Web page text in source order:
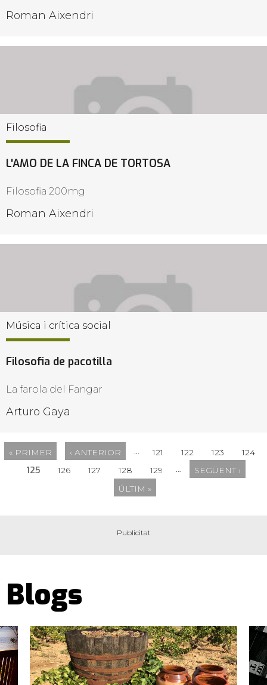
Roman Aixendri
Filosofia
L'AMO DE LA FINCA DE TORTOSA
Filosofia 200mg
Roman Aixendri
Música i crítica social
Filosofia de pacotilla
La farola del Fangar
Arturo Gaya
« PRIMER ‹ ANTERIOR 121 122 123 124
125 126 127 128 129 …
SEGÜENT ›
ÚLTIM »
Blogs